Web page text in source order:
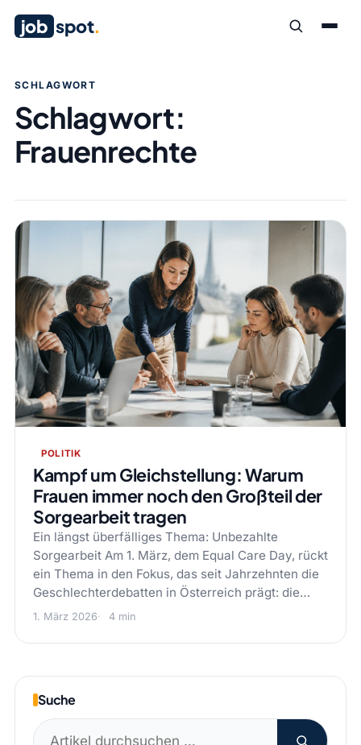
job spot.
SCHLAGWORT
Schlagwort:
Frauenrechte
POLITIK
Kampf um Gleichstellung: Warum
Frauen immer noch den Großteil der
Sorgearbeit tragen
Ein längst überfälliges Thema: Unbezahlte
Sorgearbeit Am 1. März, dem Equal Care Day, rückt
ein Thema in den Fokus, das seit Jahrzehnten die
Geschlechterdebatten in Österreich prägt: die…
1. März 2026 4 min
Suche
Suchen